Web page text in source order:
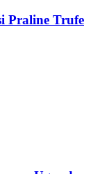
Praline Trufe